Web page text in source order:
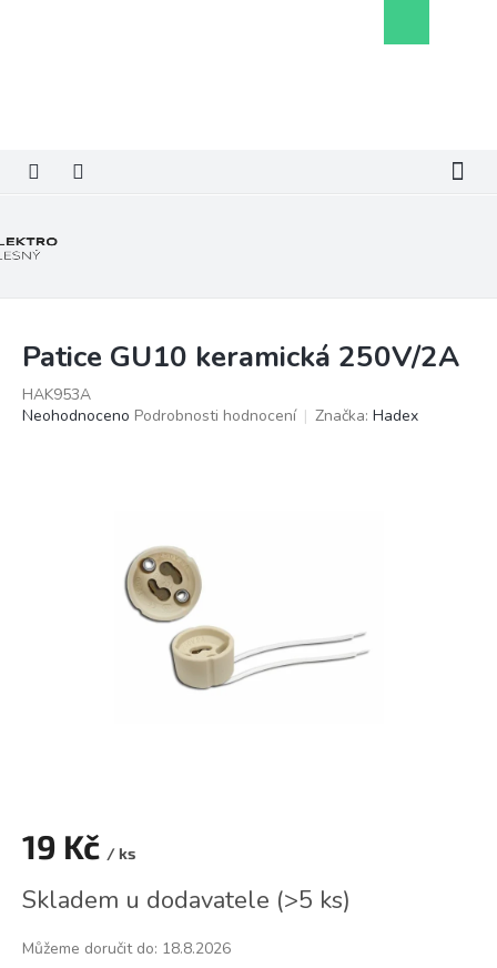
košík
Patice GU10 keramická 250V/2A
HAK953A
Průměrné
Neohodnoceno Podrobnosti hodnocení Značka: Hadex
19 Kč / ks
cena:
Skladem u dodavatele (>5 ks)
Můžeme doručit do: 18.8.2026